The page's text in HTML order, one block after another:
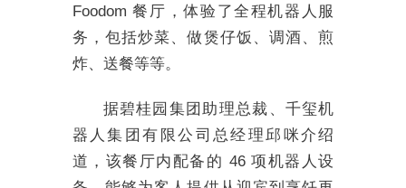
Foodom 餐厅，体验了全程机器人服
务，包括炒菜、做煲仔饭、调酒、煎
炸、送餐等等。
据碧桂园集团助理总裁、千玺机
器人集团有限公司总经理邱咪介绍
道，该餐厅内配备的 46 项机器人设